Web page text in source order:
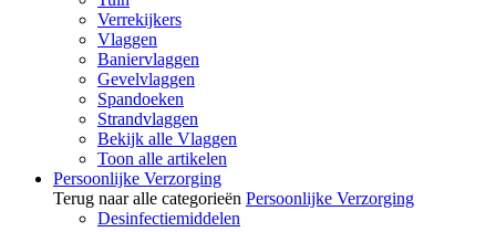
Verrekijkers
Vlaggen
Baniervlaggen
Gevelvlaggen
Spandoeken
Strandvlaggen
Bekijk alle Vlaggen
Toon alle artikelen
Persoonlijke Verzorging
Terug naar alle categorieën Persoonlijke Verzorging
Desinfectiemiddelen